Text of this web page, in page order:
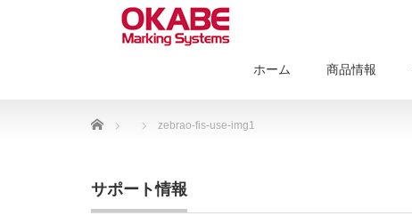
ホーム 商品情報
Home zebrao-fis-use-img1
サポート情報